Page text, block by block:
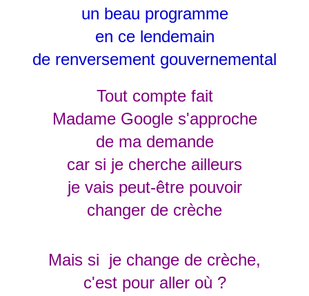
un beau programme
en ce lendemain
de renversement gouvernemental
Tout compte fait
Madame Google s'approche
de ma demande
car si je cherche ailleurs
je vais peut-être pouvoir
changer de crèche
Mais si je change de crèche,
c'est pour aller où ?